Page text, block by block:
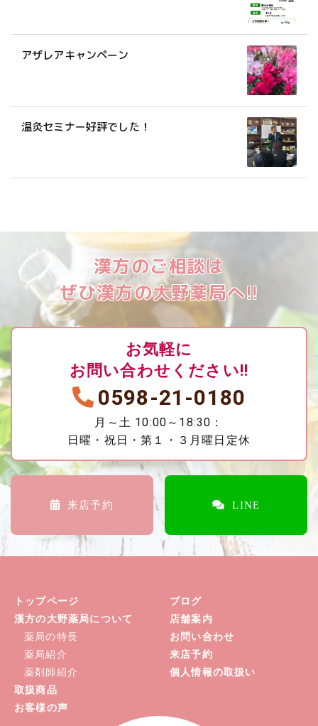
アザレアキャンペーン
温灸セミナー好評でした！
漢方のご相談は
ぜひ漢方の大野薬局へ!!
お気軽に
お問い合わせください!!
0598-21-0180
月～土 10:00～18:30：
日曜・祝日・第１・３月曜日定休
来店予約 LINE
トップページ
漢方の大野薬局について
薬局の特長
薬局紹介
薬剤師紹介
取扱商品
お客様の声
ブログ
店舗案内
お問い合わせ
来店予約
個人情報の取扱い